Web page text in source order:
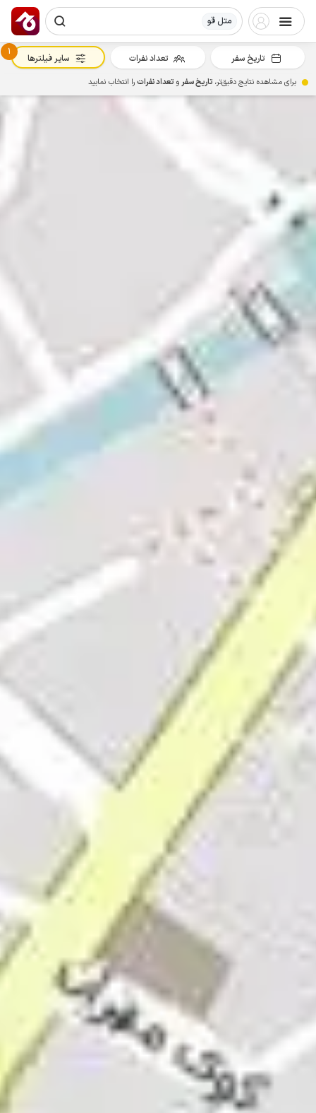
متل قو
تاریخ سفر تعداد نفرات
1
سایر فیلترها
برای مشاهده نتایج دقیق‌تر، تاریخ سفرو تعداد نفراترا انتخاب نمایید